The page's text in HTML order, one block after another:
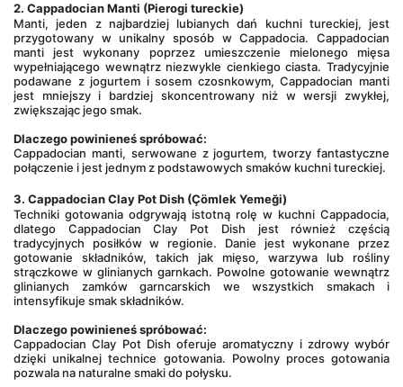
2. Cappadocian Manti (Pierogi tureckie)
Manti, jeden z najbardziej lubianych dań kuchni tureckiej, jest
przygotowany w unikalny sposób w Cappadocia. Cappadocian
manti jest wykonany poprzez umieszczenie mielonego mięsa
wypełniającego wewnątrz niezwykle cienkiego ciasta. Tradycyjnie
podawane z jogurtem i sosem czosnkowym, Cappadocian manti
jest mniejszy i bardziej skoncentrowany niż w wersji zwykłej,
zwiększając jego smak.
Dlaczego powinieneś spróbować:
Cappadocian manti, serwowane z jogurtem, tworzy fantastyczne
połączenie i jest jednym z podstawowych smaków kuchni tureckiej.
3. Cappadocian Clay Pot Dish (Çömlek Yemeği)
Techniki gotowania odgrywają istotną rolę w kuchni Cappadocia,
dlatego Cappadocian Clay Pot Dish jest również częścią
tradycyjnych posiłków w regionie. Danie jest wykonane przez
gotowanie składników, takich jak mięso, warzywa lub rośliny
strączkowe w glinianych garnkach. Powolne gotowanie wewnątrz
glinianych zamków garncarskich we wszystkich smakach i
intensyfikuje smak składników.
Dlaczego powinieneś spróbować:
Cappadocian Clay Pot Dish oferuje aromatyczny i zdrowy wybór
dzięki unikalnej technice gotowania. Powolny proces gotowania
pozwala na naturalne smaki do połysku.